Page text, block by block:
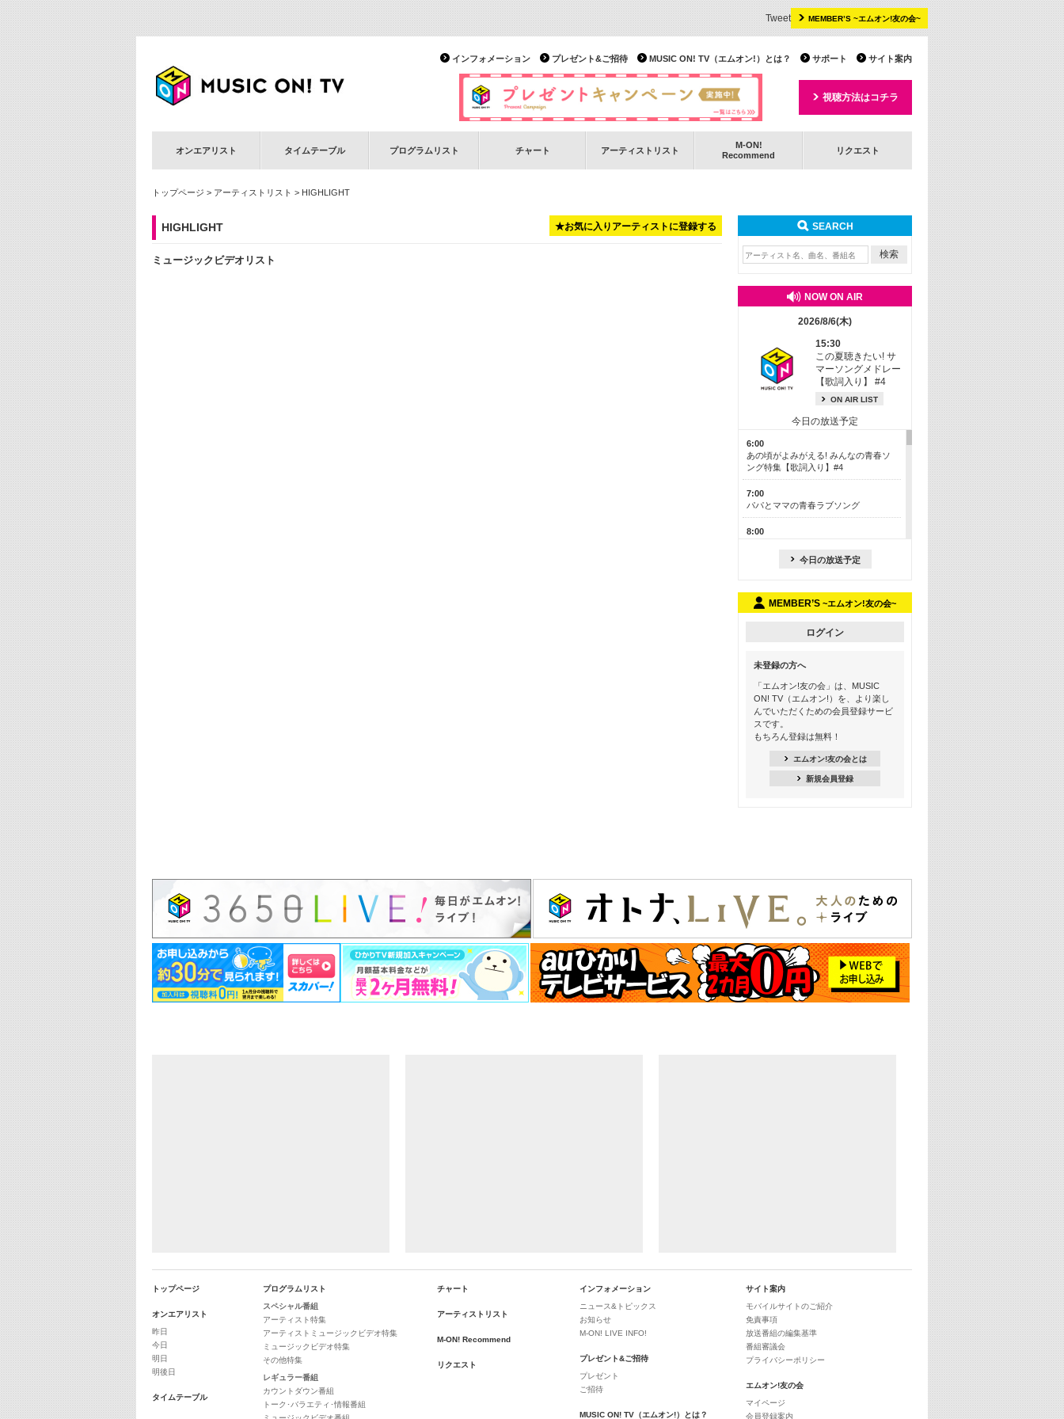
MEMBER’S ~エムオン!友の会~
Tweet
サイト案内
サポート
MUSIC ON! TV（エムオン!）とは？
プレゼント&ご招待
インフォメーション
視聴方法はコチラ
オンエアリスト タイムテーブル プログラムリスト チャート アーティストリスト
M-ON!
Recommend
リクエスト
トップページ > アーティストリスト > HIGHLIGHT
★お気に入りアーティストに登録する
HIGHLIGHT
ミュージックビデオリスト
SEARCH
NOW ON AIR
2026/8/6(木)
15:30
この夏聴きたい! サ
マーソングメドレー
【歌詞入り】 #4
ON AIR LIST
今日の放送予定
6:00
あの頃がよみがえる! みんなの青春ソ
ング特集【歌詞入り】#4
7:00
パパとママの青春ラブソング
8:00
13:00
15:30
この夏聴きたい! サマーソングメドレ
ー【歌詞入り】 #4
16:30
あのころK-POPヒッツ! 2021年
22:00
大人のための名曲セレクション ～バン
ド編～【歌詞入り】
22:30
今推したい! エムオン!おすすめミュー
ジックビデオ特集＜#28＞
23:00
今日の放送予定
MEMBER’S ~エムオン!友の会~
ログイン
未登録の方へ
「エムオン!友の会」は、MUSIC
ON! TV（エムオン!）を、より楽し
んでいただくための会員登録サービ
スです。
もちろん登録は無料！
エムオン!友の会とは
新規会員登録
トップページ
オンエアリスト
昨日
今日
明日
明後日
タイムテーブル
プログラムリスト
スペシャル番組
アーティスト特集
アーティストミュージックビデオ特集
ミュージックビデオ特集
その他特集
レギュラー番組
カウントダウン番組
トーク･バラエティ･情報番組
チャート
アーティストリスト
M-ON! Recommend
リクエスト
インフォメーション
ニュース&トピックス
お知らせ
M-ON! LIVE INFO!
プレゼント&ご招待
プレゼント
ご招待
MUSIC ON! TV（エムオン!）とは？
サイト案内
モバイルサイトのご紹介
免責事項
放送番組の編集基準
番組審議会
プライバシーポリシー
エムオン!友の会
マイページ
会員登録案内